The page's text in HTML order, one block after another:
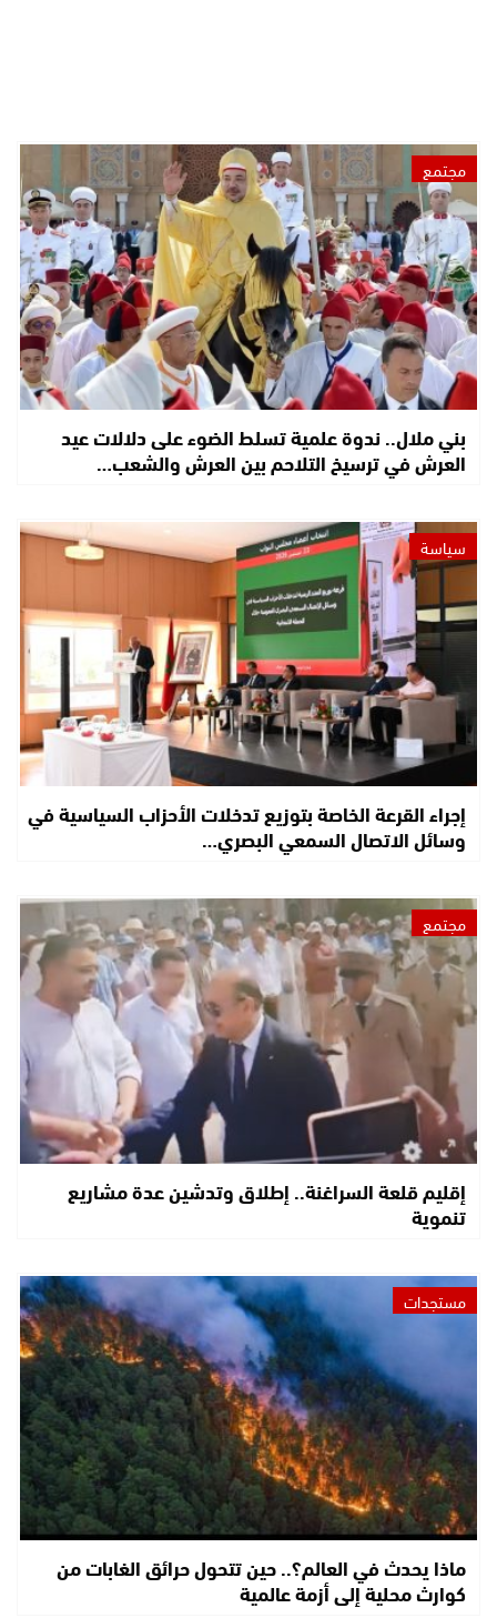
مجتمع
بني ملال.. ندوة علمية تسلط الضوء على دلالات عيد
العرش في ترسيخ التلاحم بين العرش والشعب…
سياسة
إجراء القرعة الخاصة بتوزيع تدخلات الأحزاب السياسية في
وسائل الاتصال السمعي البصري…
مجتمع
إقليم قلعة السراغنة.. إطلاق وتدشين عدة مشاريع
تنموية
مستجدات
ماذا يحدث في العالم؟.. حين تتحول حرائق الغابات من
كوارث محلية إلى أزمة عالمية